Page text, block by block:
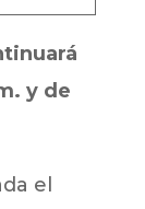
y de
el